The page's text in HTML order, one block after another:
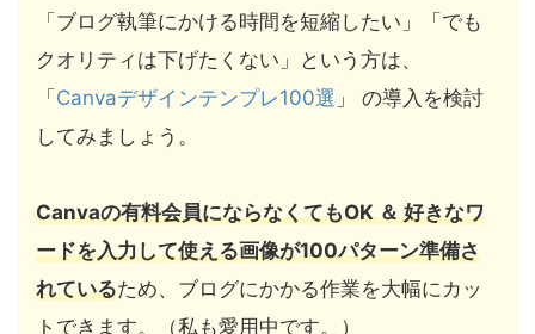
「ブログ執筆にかける時間を短縮したい」「でも
クオリティは下げたくない」という方は、
「 Canvaデザインテンプレ100選 」 の導入を検討
してみましょう。
Canvaの有料会員にならなくてもOK ＆ 好きなワ
ードを入力して使える画像が100パターン準備さ
れているため、ブログにかかる作業を大幅にカッ
トできます。（私も愛用中です。）